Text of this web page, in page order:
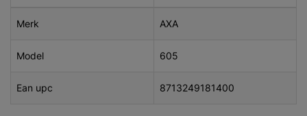
Merk AXA
Model 605
Ean upc 8713249181400